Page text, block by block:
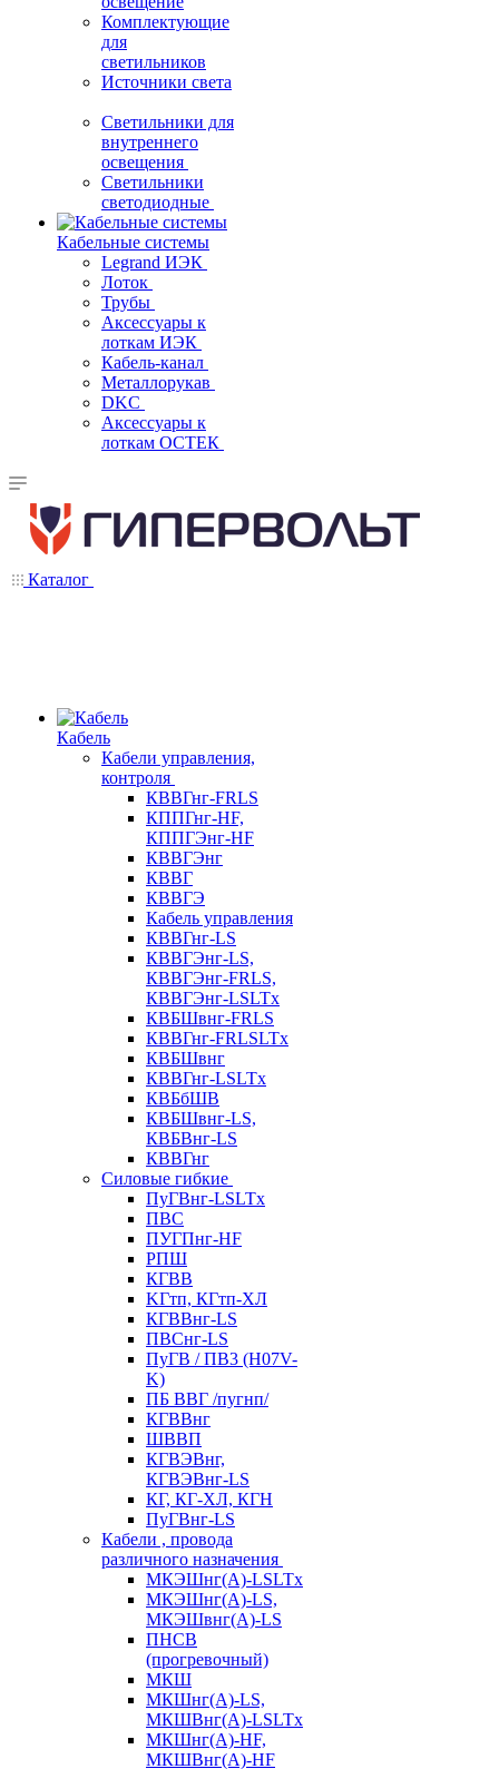
Комплектующие
для
светильников
Источники света
Светильники для
внутреннего
освещения
Светильники
светодиодные
Кабельные системы
Legrand ИЭК
Лоток
Трубы
Аксессуары к
лоткам ИЭК
Кабель-канал
Металлорукав
DKC
Аксессуары к
лоткам ОСТЕК
Каталог
Кабель
Кабели управления,
контроля
КВВГнг-FRLS
КППГнг-HF,
КППГЭнг-HF
КВВГЭнг
КВВГ
КВВГЭ
Кабель управления
КВВГнг-LS
КВВГЭнг-LS,
КВВГЭнг-FRLS,
КВВГЭнг-LSLTx
КВБШвнг-FRLS
КВВГнг-FRLSLTx
КВБШвнг
КВВГнг-LSLTx
КВБбШВ
КВБШвнг-LS,
КВБВнг-LS
КВВГнг
Силовые гибкие
ПуГВнг-LSLTx
ПВС
ПУГПнг-HF
РПШ
КГВВ
KГтп, КГтп-ХЛ
КГВВнг-LS
ПВСнг-LS
ПуГВ / ПВ3 (H07V-
K)
ПБ ВВГ /пугнп/
КГВВнг
ШВВП
КГВЭВнг,
КГВЭВнг-LS
КГ, КГ-ХЛ, КГН
ПуГВнг-LS
Кабели , провода
различного назначения
МКЭШнг(А)-LSLTx
МКЭШнг(А)-LS,
МКЭШвнг(А)-LS
ПНСВ
(прогревочный)
МКШ
МКШнг(А)-LS,
МКШВнг(А)-LSLTx
МКШнг(А)-HF,
МКШВнг(А)-HF